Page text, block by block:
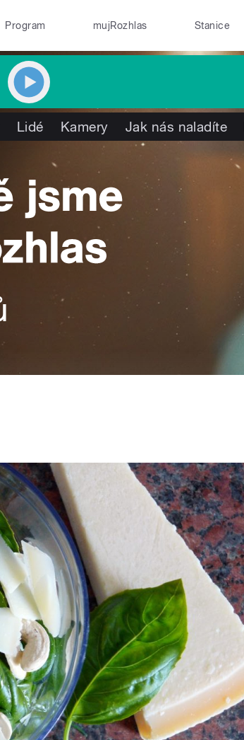
Program mujRozhlas Stanice
Lidé Kamery Jak nás naladíte